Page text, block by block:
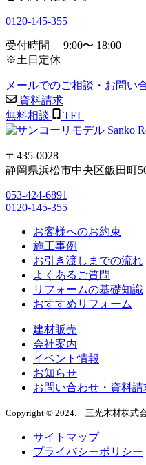
0120-145-355
受付時間 9:00〜 18:00
※土日定休
メールでのご相談・お問い
資料請求
無料相談
TEL
〒435-0028
静岡県浜松市中央区飯田町
053-424-6891
0120-145-355
お客様へのお約束
施工事例
お引き渡しまでの流れ
よくあるご質問
リフォームの基礎知識
おすすめリフォーム
建材販売
会社案内
イベント情報
お知らせ
お問い合わせ・資料請
Copyright ©︎ 2024. 三光木材株式会
サイトマップ
プライバシーポリシー